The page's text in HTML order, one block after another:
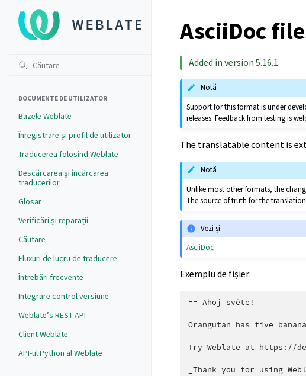
DOCUMENTE DE UTILIZATOR
Bazele Weblate
Înregistrare și profil de utilizator
Traducerea folosind Weblate
Descărcarea și încărcarea
traducerilor
Glosar
Verificări și reparații
Căutare
Fluxuri de lucru de traducere
Întrebări frecvente
Integrare control versiune
Weblate’s REST API
Client Weblate
API-ul Python al Weblate
AsciiDoc
Added in version 5.16.1.
Notă
Support for this format is under
releases. Feedback from testing is
The translatable content is
Notă
Unlike most other formats, the
The source of truth for the
Vezi și
AsciiDoc
Exemplu de fișier:
== Ahoj světe!
Orangutan has five
Try Weblate at https://